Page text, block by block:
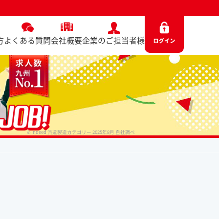
よくある質問会社概要企業のご担当者様
※Indeed 派遣製造カテゴリー 2025年8月 自社調べ